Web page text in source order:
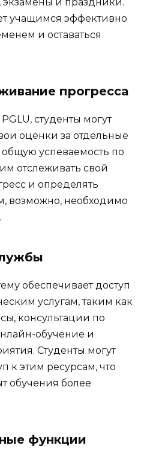
учащимся эффективно
и оставаться
прогресса
студенты могут
оценки за отдельные
успеваемость по
отслеживать свой
и определять
возможно, необходимо
обеспечивает доступ
услугам, таким как
консультации по
обучение и
Студенты могут
к этим ресурсам, что
обучения более
функции